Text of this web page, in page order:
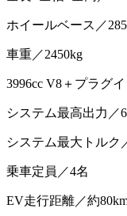
ホイールベース／
車重／2450kg
3996cc V8＋プラグ
システム最高出力／
システム最大トルク
乗車定員／4名
EV走行距離／約